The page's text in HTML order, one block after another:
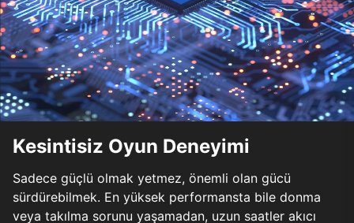
Kesintisiz Oyun Deneyimi
Sadece güçlü olmak yetmez, önemli olan gücü
sürdürebilmek. En yüksek performansta bile donma
veya takılma sorunu yaşamadan, uzun saatler akıcı